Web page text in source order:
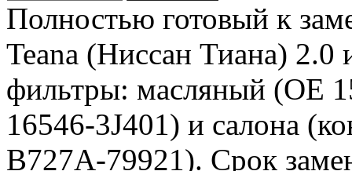
Полностью готовый к
Teana (Ниссан Тиана) 2.0
фильтры: масляный (ОЕ
16546-3J401) и салона
В727А-79921). Срок